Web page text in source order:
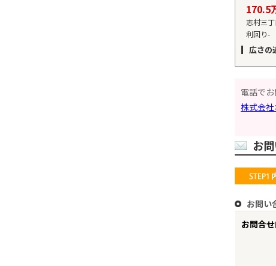
170.5
志村三
利回り-
広さの
電話で
株式会
お
お問い
お問合